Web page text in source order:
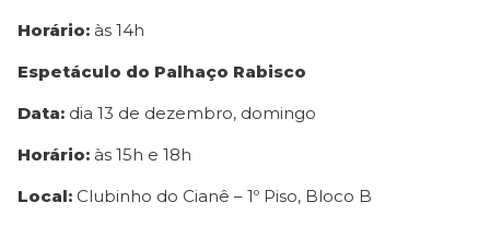
Horário: às 14h
Espetáculo do Palhaço Rabisco
Data: dia 13 de dezembro, domingo
Horário: às 15h e 18h
Local: Clubinho do Cianê – 1º Piso, Bloco B